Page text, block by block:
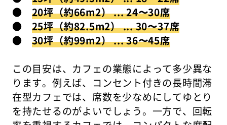
● 20坪（約66m2） ... 24〜30席
● 25坪（約82.5m2） ... 30〜37席
● 30坪（約99m2） ... 36〜45席
この目安は、カフェの業態によって多少異な
ります。例えば、コンセント付きの長時間滞
在型カフェでは、席数を少なめにしてゆとり
を持たせるのがよいでしょう。一方で、回転